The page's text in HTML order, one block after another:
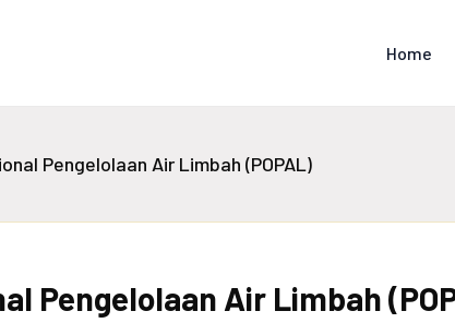
Home
Pengelolaan Air Limbah (POPAL)
Pengelolaan Air Limbah